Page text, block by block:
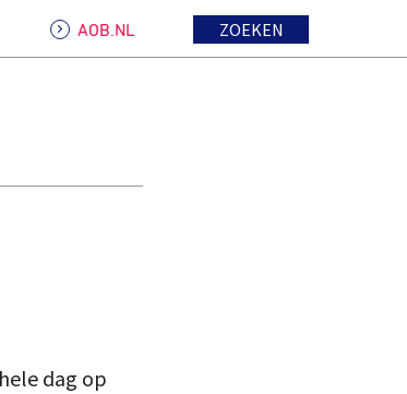
AOB.NL ZOEKEN
dag op